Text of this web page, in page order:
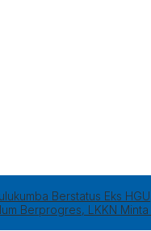
Berstatus Eks
Berprogres, LKKN